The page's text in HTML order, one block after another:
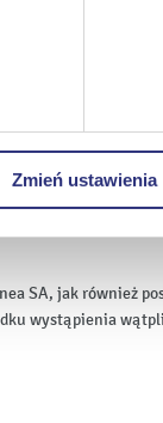
jakie
zgody na
i działania
Zmień ustawienia
SA, jak również
wystąpienia